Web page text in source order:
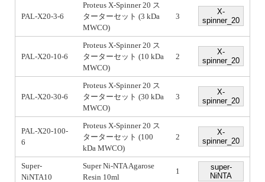
PAL-X20-3-6
Proteus X-Spinner 20 ス
ターターセット (3 kDa
MWCO)
3
X-
spinner_20
PAL-X20-10-6
Proteus X-Spinner 20 ス
ターターセット (10 kDa
MWCO)
2
X-
spinner_20
PAL-X20-30-6
Proteus X-Spinner 20 ス
ターターセット (30 kDa
MWCO)
3
X-
spinner_20
PAL-X20-100-
6
Proteus X-Spinner 20 ス
ターターセット (100
kDa MWCO)
2
X-
spinner_20
Super-
NiNTA10
Super Ni-NTA Agarose
Resin 10ml
1
super-
NiNTA